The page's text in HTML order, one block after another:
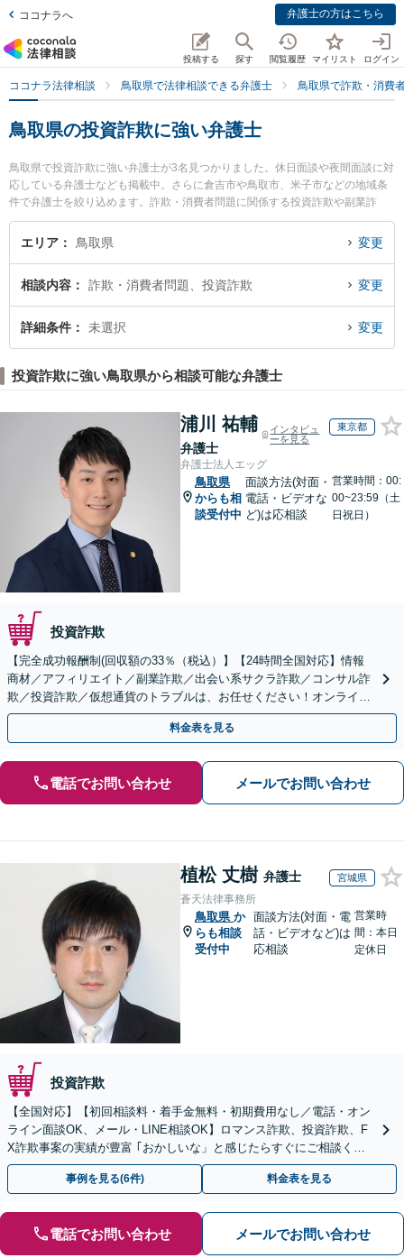
ココナラへ 弁護士の方はこちら
投稿する 探す 閲覧履歴 マイリスト ログイン
ココナラ法律相談 鳥取県で法律相談できる弁護士 鳥取県で詐欺・消費
鳥取県の投資詐欺に強い弁護士
鳥取県で投資詐欺に強い弁護士が3名見つかりました。休日面談や夜間面談に対
応している弁護士なども掲載中。さらに倉吉市や鳥取市、米子市などの地域条
件で弁護士を絞り込めます。詐欺・消費者問題に関係する投資詐欺や副業詐
欺、FX詐欺等の細かな分野での絞り込み検索もでき便利です。特に住法律事務
所の住 真介弁護士や倉吉ひかり法律事務所の辻本 周平弁護士、倉吉うつぶき法
に弁護士に相談したい』『投資詐欺のトラブル解決の実績豊富な近くの弁護士
を検索したい』『初回相談無料で投資詐欺を法律相談できる鳥取県内の弁護士
に相談予約したい』などでお困りの相談者さんにおすすめです。
エリア 鳥取県 変更
相談内容 詐欺・消費者問題、投資詐欺 変更
詳細条件 未選択 変更
投資詐欺に強い鳥取県から相談可能な弁護士
浦川 祐輔
弁護士
インタビュ
ーを見る
東京都
弁護士法人エッグ
鳥取県
からも相
談受付中
面談方法(対面・
電話・ビデオな
ど)は応相談
営業時間：00:
00~23:59（土
日祝日）
投資詐欺
【完全成功報酬制(回収額の33％（税込）】【24時間全国対応】情報
商材／アフィリエイト／副業詐欺／出会い系サクラ詐欺／コンサル詐
欺／投資詐欺／仮想通貨のトラブルは、お任せください！オンライン
のみで解決も可能！
料金表を見る
電話でお問い合わせ メールでお問い合わせ
植松 丈樹 弁護士 宮城県
蒼天法律事務所
鳥取県 か
らも相談
受付中
面談方法(対面・電
話・ビデオなど)は
応相談
営業時
間：本日
定休日
投資詐欺
【全国対応】【初回相談料・着手金無料・初期費用なし／電話・オン
ライン面談OK、メール・LINE相談OK】ロマンス詐欺、投資詐欺、F
X詐欺事案の実績が豊富 ｢おかしいな」と感じたらすぐにご相談くだ
さい。
事例を見る(6件) 料金表を見る
電話でお問い合わせ メールでお問い合わせ